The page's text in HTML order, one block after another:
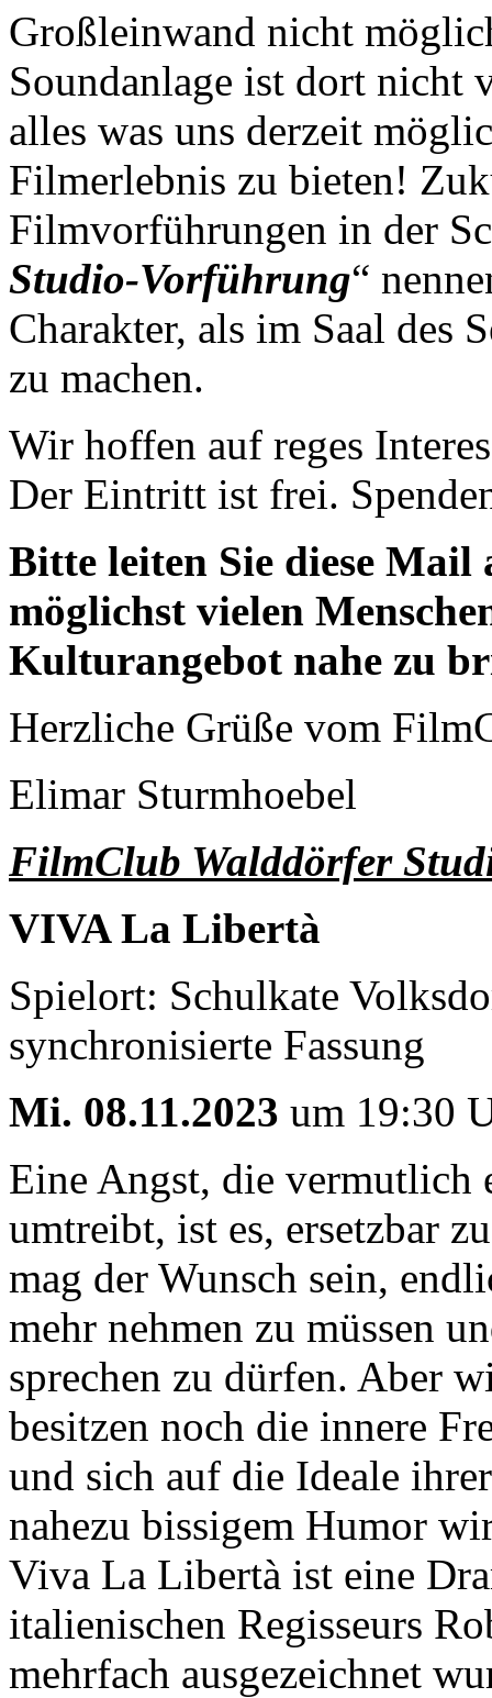
Großleinwand nicht
Soundanlage ist dort nicht
alles was uns derzeit
Filmerlebnis zu bieten!
Filmvorführungen in der
Studio-Vorführung“
Charakter, als im Saal des
zu machen.
Wir hoffen auf reges
Der Eintritt ist frei.
Bitte leiten Sie diese
möglichst vielen
Kulturangebot nahe zu
Herzliche Grüße vom
Elimar Sturmhoebel
FilmClub Walddörfer
VIVA La Libertà
Spielort: Schulkate
synchronisierte Fassung
Mi. 08.11.2023 um 19:30
Eine Angst, die
umtreibt, ist es, ersetzbar
mag der Wunsch sein,
mehr nehmen zu müssen
sprechen zu dürfen. Aber
besitzen noch die innere
und sich auf die Ideale
nahezu bissigem Humor
Viva La Libertà ist eine
italienischen Regisseurs
mehrfach ausgezeichnet